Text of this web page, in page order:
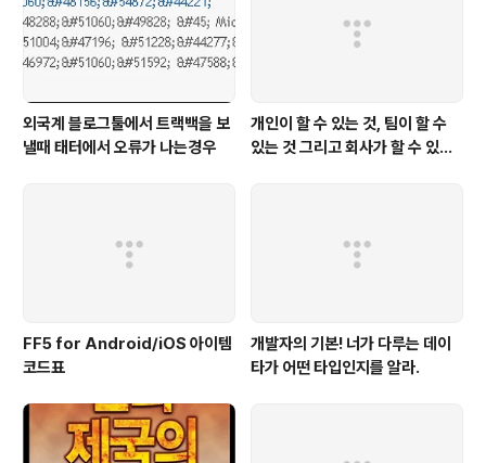
외국계 블로그툴에서 트랙백을 보
낼때 태터에서 오류가 나는경우
개인이 할 수 있는 것, 팀이 할 수
있는 것 그리고 회사가 할 수 있는
FF5 for Android/iOS 아이템
코드표
개발자의 기본! 너가 다루는 데이
타가 어떤 타입인지를 알라.